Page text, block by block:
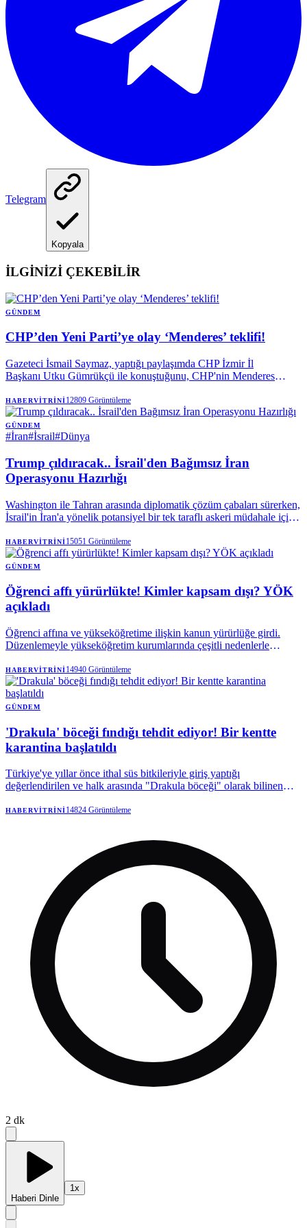
Telegram
Kopyala
İLGİNİZİ ÇEKEBİLİR
GÜNDEM
CHP’den Yeni Parti’ye olay ‘Menderes’ teklifi!
Gazeteci İsmail Saymaz, yaptığı paylaşımda CHP İzmir İl
Başkanı Utku Gümrükçü ile konuştuğunu, CHP'nin Menderes
duyurdu ve yapılan teklifi açıkladı.
HABERVITRINI12809 Görüntüleme
GÜNDEM
#İran#İsrail#Dünya
Trump çıldıracak.. İsrail'den Bağımsız İran
Operasyonu Hazırlığı
Washington ile Tahran arasında diplomatik çözüm çabaları sürerken,
İsrail'in İran'a yönelik potansiyel bir tek taraflı askeri müdahale için
doğrudan bir askeri angajmandan çekilmesi senaryosunda dahi
bağımsız hareket etme kabiliyetini muhafaza etmeyi amaçladığı ve
Başbakan Binyamin Netanyahu'nun orduya bu yönde talimat
HABERVITRINI15051 Görüntüleme
GÜNDEM
Öğrenci affı yürürlükte! Kimler kapsam dışı? YÖK
açıkladı
Öğrenci affına ve yükseköğretime ilişkin kanun yürürlüğe girdi.
Düzenlemeyle yükseköğretim kurumlarında çeşitli nedenlerle
sağlandı. YÖK Başkanı Prof. Dr. Erol Özvar, “Hiçbir gencimizin
hayalinin yarım kalmasını istemiyoruz” dedi. Kimler kapsam
dışında? Kimler yararlanabilecek? İşte detaylar…
HABERVITRINI14940 Görüntüleme
GÜNDEM
'Drakula' böceği fındığı tehdit ediyor! Bir kentte
karantina başlatıldı
Türkiye'ye yıllar önce ithal süs bitkileriyle giriş yaptığı
değerlendirilen ve halk arasında "Drakula böceği" olarak bilinen
kaynaklarından fındığı tehdit etmeyi sürdürüyor. Trabzon'da
HABERVITRINI14824 Görüntüleme
2 dk
Haberi Dinle
1x